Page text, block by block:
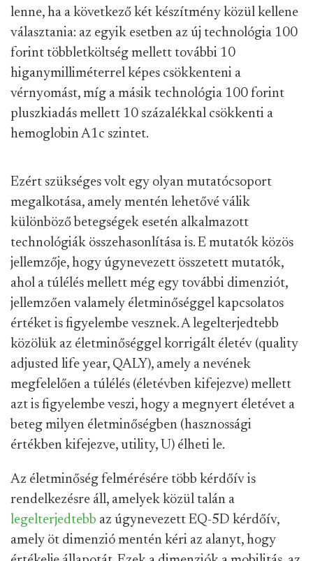
lenne, ha a következő két készítmény közül kellene
választania: az egyik esetben az új technológia 100
forint többletköltség mellett további 10
higanymilliméterrel képes csökkenteni a
vérnyomást, míg a másik technológia 100 forint
pluszkiadás mellett 10 százalékkal csökkenti a
hemoglobin A1c szintet.
Ezért szükséges volt egy olyan mutatócsoport
megalkotása, amely mentén lehetővé válik
különböző betegségek esetén alkalmazott
technológiák összehasonlítása is. E mutatók közös
jellemzője, hogy úgynevezett összetett mutatók,
ahol a túlélés mellett még egy további dimenziót,
jellemzően valamely életminőséggel kapcsolatos
értéket is figyelembe vesznek. A legelterjedtebb
közölük az életminőséggel korrigált életév (quality
adjusted life year, QALY), amely a nevének
megfelelően a túlélés (életévben kifejezve) mellett
azt is figyelembe veszi, hogy a megnyert életévet a
beteg milyen életminőségben (hasznossági
értékben kifejezve, utility, U) élheti le.
Az életminőség felmérésére több kérdőív is
rendelkezésre áll, amelyek közül talán a
legelterjedtebb az úgynevezett EQ-5D kérdőív,
amely öt dimenzió mentén kéri az alanyt, hogy